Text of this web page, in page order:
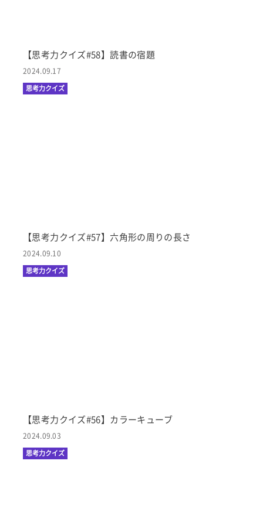
【思考力クイズ#58】読書の宿題
2024.09.17
思考力クイズ
【思考力クイズ#57】六角形の周りの長さ
2024.09.10
思考力クイズ
【思考力クイズ#56】カラーキューブ
2024.09.03
思考力クイズ